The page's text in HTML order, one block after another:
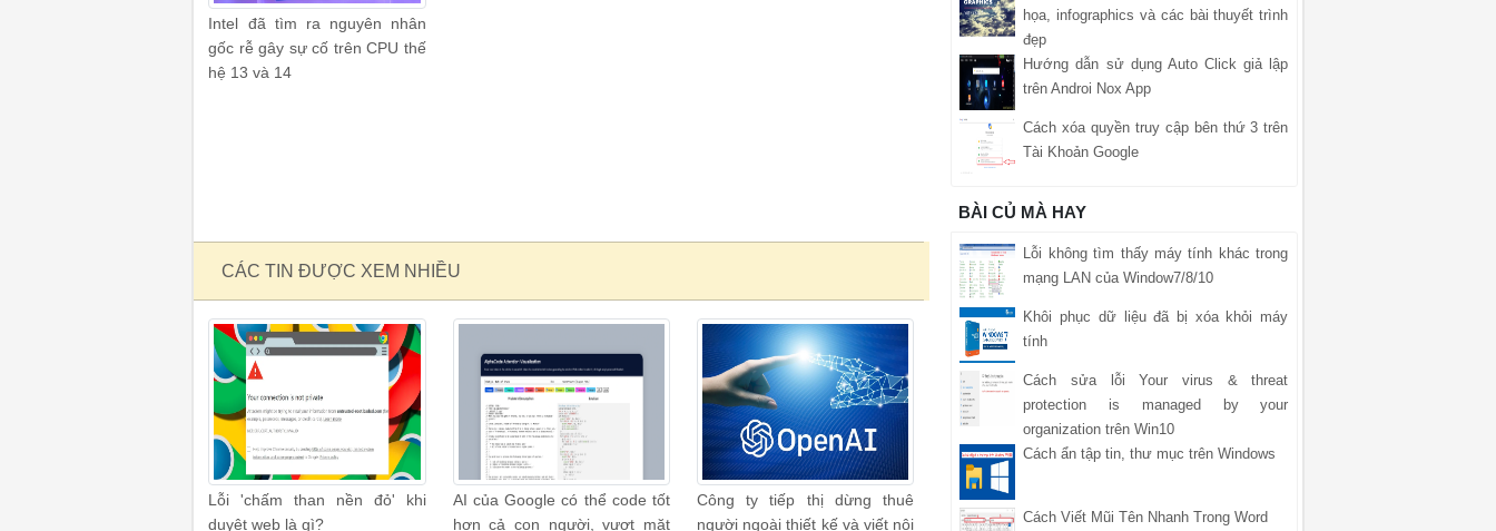
Intel đã tìm ra nguyên nhân
gốc rễ gây sự cố trên CPU thế
hệ 13 và 14
CÁC TIN ĐƯỢC XEM NHIỀU
Lỗi 'chấm than nền đỏ' khi
duyệt web là gì?
AI của Google có thể code tốt
hơn cả con người, vượt mặt
Công ty tiếp thị dừng thuê
người ngoài thiết kế và viết nội
họa, infographics và các bài thuyết trình
đẹp
Hướng dẫn sử dụng Auto Click giả lập
trên Androi Nox App
Cách xóa quyền truy cập bên thứ 3 trên
Tài Khoản Google
BÀI CỦ MÀ HAY
Lỗi không tìm thấy máy tính khác trong
mạng LAN của Window7/8/10
Khôi phục dữ liệu đã bị xóa khỏi máy
tính
Cách sửa lỗi Your virus & threat
protection is managed by your
organization trên Win10
Cách ẩn tập tin, thư mục trên Windows
Cách Viết Mũi Tên Nhanh Trong Word